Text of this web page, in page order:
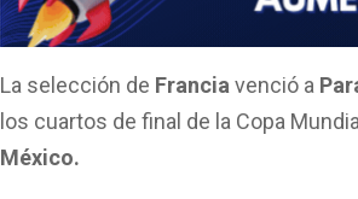
o
o
k
A
p
p
ar
tir
La selección de Francia venció a
los cuartos de final de la Copa
México.